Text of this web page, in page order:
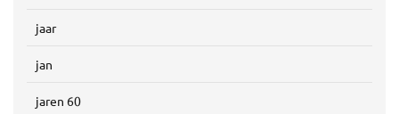
jaar
jan
jaren 60